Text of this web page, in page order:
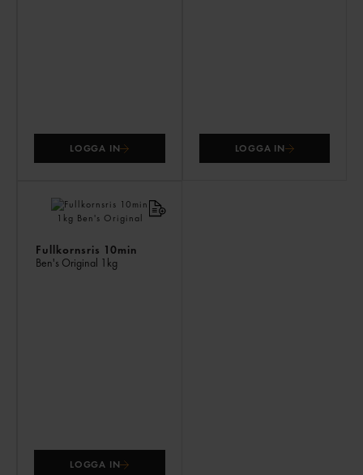
LOGGA IN LOGGA IN
Fullkornsris 10min
Ben's Original 1kg
LOGGA IN